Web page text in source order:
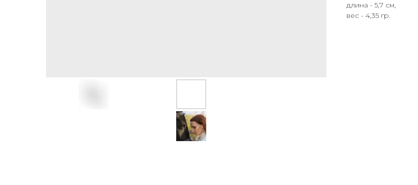
длина - 5,7 см,
вес - 4,35 гр.